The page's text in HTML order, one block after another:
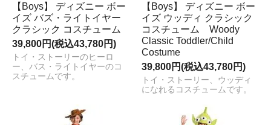
【Boys】 ディズニー ボー
イズ バズ・ライトイヤー
クラシック コスチューム
39,800円(税込43,780円)
トイ・ストーリーのヒーロ
ー、バス・ライトイヤーのコ
スチュームです。
【Boys】 ディズニー ボー
イズ ウッディ クラシック
コスチューム Woody
Classic Toddler/Child
Costume
39,800円(税込43,780円)
トイ・ストーリー、ウッディ
になれるコスチュームです。